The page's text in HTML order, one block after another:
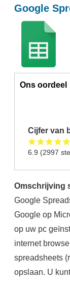
Google
Ons oordeel
Ons oordeel
Cijfer van
6.9 (2997
Omschrijving
Google
Google op
op uw pc
internet
spreadsheets
opslaan. U